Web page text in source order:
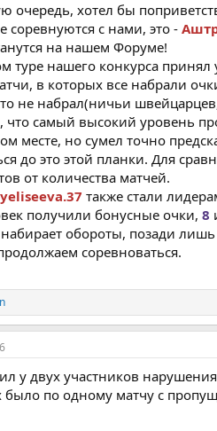
очередь, хотел бы
соревнуются с нами, это -
на нашем Форуме!
туре нашего конкурса принял
в которых все набрали
не набрал(ничьи
что самый высокий уровень
месте, но сумел точно
до это этой планки. Для
от количества матчей.
yeliseeva.37 также стали
получили бонусные очки, 8
обороты, позади
соревноваться.
у двух участников
было по одному матчу с